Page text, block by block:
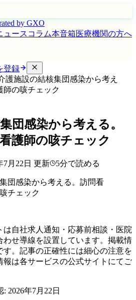
by GXO
ュース コラム本音箱医療機関の方へ
登録
護施設の結核集団感染から考え
師の咳チェック
団感染から考える。
護師の咳チェック
7月22日 更新 5分で読める
は自社求人通知・応募前相談・医院
わせ導線を設置しています。掲載情
。記事の正確性には細心の注意を
報は各サービスの公式サイトにてご
: 2026年7月22日